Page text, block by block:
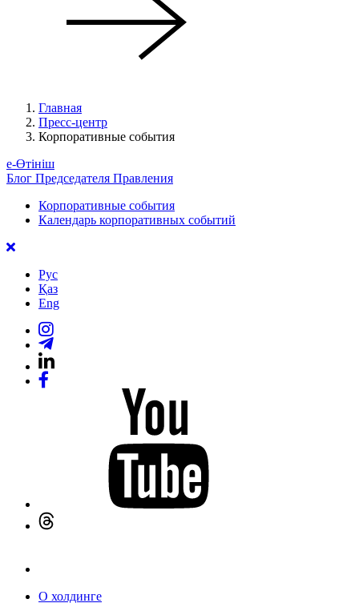
Главная
Пресс-центр
Корпоративные события
е-Өтініш
Блог Председателя Правления
Корпоративные события
Календарь корпоративных событий
Рус
Қаз
Eng
О холдинге